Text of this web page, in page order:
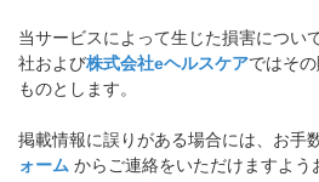
当サービスによって生じた損害につい
社および株式会社eヘルスケアではそ
ものとします。
掲載情報に誤りがある場合には、お手
ォーム からご連絡をいただけますよう